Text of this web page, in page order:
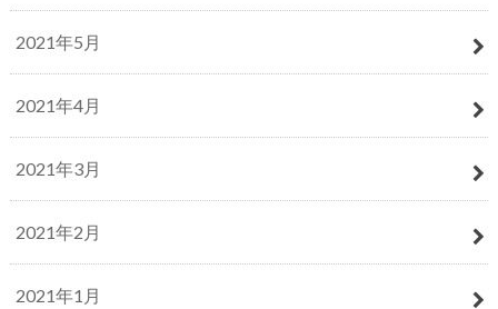
2021年5月
2021年4月
2021年3月
2021年2月
2021年1月